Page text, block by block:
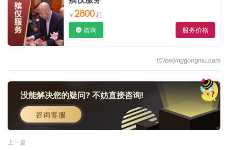
2800
咨询 服务价格
没能解决您的疑问? 不妨直接咨询!
咨询客服
上一篇